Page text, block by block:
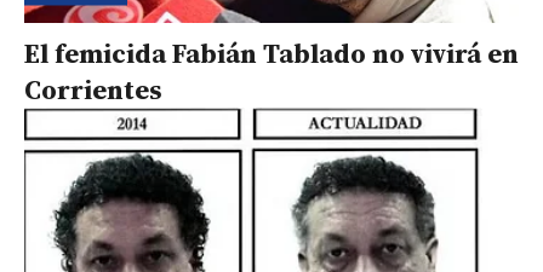
El femicida Fabián Tablado no vivirá en
Corrientes